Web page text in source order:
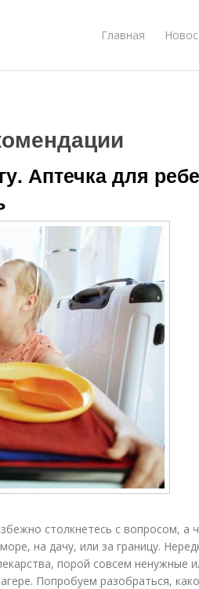
Главная
Аптечка для
столкнетесь с вопросом, а
на дачу, или за границу.
порой совсем ненужные
Попробуем разобраться,